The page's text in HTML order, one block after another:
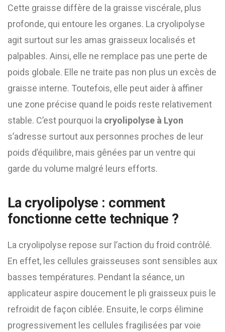
Cette graisse diffère de la graisse viscérale, plus
profonde, qui entoure les organes. La cryolipolyse
agit surtout sur les amas graisseux localisés et
palpables. Ainsi, elle ne remplace pas une perte de
poids globale. Elle ne traite pas non plus un excès de
graisse interne. Toutefois, elle peut aider à affiner
une zone précise quand le poids reste relativement
stable. C’est pourquoi la cryolipolyse à Lyon
s’adresse surtout aux personnes proches de leur
poids d’équilibre, mais gênées par un ventre qui
garde du volume malgré leurs efforts.
La cryolipolyse : comment
fonctionne cette technique ?
La cryolipolyse repose sur l’action du froid contrôlé.
En effet, les cellules graisseuses sont sensibles aux
basses températures. Pendant la séance, un
applicateur aspire doucement le pli graisseux puis le
refroidit de façon ciblée. Ensuite, le corps élimine
progressivement les cellules fragilisées par voie